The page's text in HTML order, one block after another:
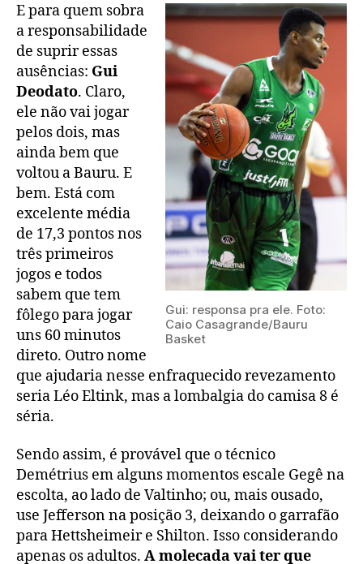
Gui: responsa pra ele. Foto:
Caio Casagrande/Bauru
Basket
E para quem sobra
a responsabilidade
de suprir essas
ausências: Gui
Deodato. Claro,
ele não vai jogar
pelos dois, mas
ainda bem que
voltou a Bauru. E
bem. Está com
excelente média
de 17,3 pontos nos
três primeiros
jogos e todos
sabem que tem
fôlego para jogar
uns 60 minutos
direto. Outro nome
que ajudaria nesse enfraquecido revezamento
seria Léo Eltink, mas a lombalgia do camisa 8 é
séria.
Sendo assim, é provável que o técnico
Demétrius em alguns momentos escale Gegê na
escolta, ao lado de Valtinho; ou, mais ousado,
use Jefferson na posição 3, deixando o garrafão
para Hettsheimeir e Shilton. Isso considerando
apenas os adultos. A molecada vai ter que